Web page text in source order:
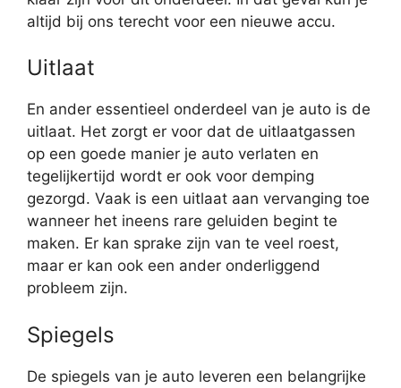
altijd bij ons terecht voor een nieuwe accu.
Uitlaat
En ander essentieel onderdeel van je auto is de
uitlaat. Het zorgt er voor dat de uitlaatgassen
op een goede manier je auto verlaten en
tegelijkertijd wordt er ook voor demping
gezorgd. Vaak is een uitlaat aan vervanging toe
wanneer het ineens rare geluiden begint te
maken. Er kan sprake zijn van te veel roest,
maar er kan ook een ander onderliggend
probleem zijn.
Spiegels
De spiegels van je auto leveren een belangrijke